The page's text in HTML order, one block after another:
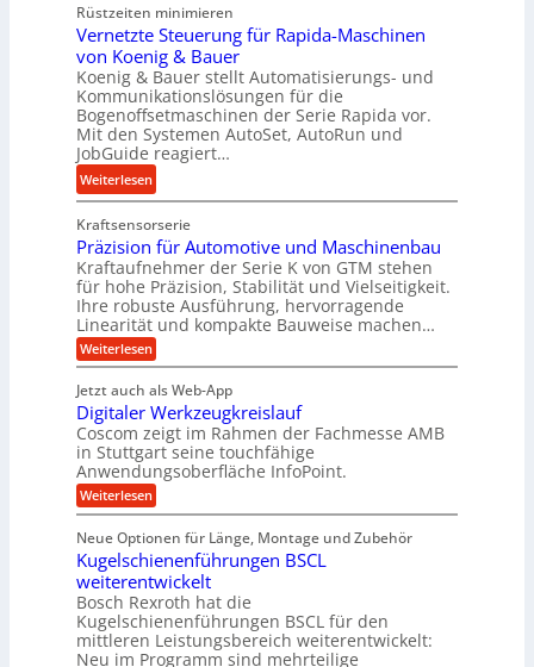
i
g
e
K
u
g
e
l
e
w
i
n
d
e
t
r
i
e
b
e
f
r
u
e
U
g
e
r
t
U
m
s
a
t
z
u
n
d
A
u
f
t
r
a
g
s
e
i
n
g
a
n
g
e
h
r
A
r
b
e
i
t
o
s
e
,
w
e
n
i
g
e
r
S
e
l
l
e
n
Rüstzeiten minimieren
Vernetzte Steuerung für Rapida-Maschinen
von Koenig & Bauer
Koenig & Bauer stellt Automatisierungs- und
Kommunikationslösungen für die
Bogenoffsetmaschinen der Serie Rapida vor.
Mit den Systemen AutoSet, AutoRun und
JobGuide reagiert…
Weiterlesen:
V
e
r
n
e
t
z
t
S
t
e
u
e
r
u
n
g
f
ü
r
Kraftsensorserie
Präzision für Automotive und Maschinenbau
Kraftaufnehmer der Serie K von GTM stehen
für hohe Präzision, Stabilität und Vielseitigkeit.
Ihre robuste Ausführung, hervorragende
Linearität und kompakte Bauweise machen…
Weiterlesen:
P
ä
z
i
s
i
o
n
f
r
A
u
t
o
m
o
Jetzt auch als Web-App
Digitaler Werkzeugkreislauf
Coscom zeigt im Rahmen der Fachmesse AMB
in Stuttgart seine touchfähige
Anwendungsoberfläche InfoPoint.
Weiterlesen:
D
g
i
t
a
l
e
r
W
Neue Optionen für Länge, Montage und Zubehör
Kugelschienenführungen BSCL
weiterentwickelt
Bosch Rexroth hat die
Kugelschienenführungen BSCL für den
mittleren Leistungsbereich weiterentwickelt:
Neu im Programm sind mehrteilige